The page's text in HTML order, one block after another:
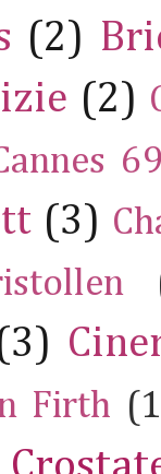
(2)
(2)
(3)
Firth